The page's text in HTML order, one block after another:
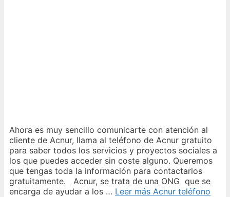
Ahora es muy sencillo comunicarte con atención al
cliente de Acnur, llama al teléfono de Acnur gratuito
para saber todos los servicios y proyectos sociales a
los que puedes acceder sin coste alguno. Queremos
que tengas toda la información para contactarlos
gratuitamente. Acnur, se trata de una ONG que se
encarga de ayudar a los … Leer más Acnur teléfono